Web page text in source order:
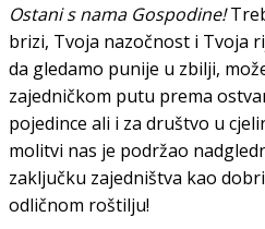
Ostani s nama Gospodine!
brizi, Tvoja nazočnost i Tvoja
da gledamo punije u zbilji,
zajedničkom putu prema
pojedince ali i za društvo u
molitvi nas je podržao
zaključku zajedništva kao
odličnom roštilju!